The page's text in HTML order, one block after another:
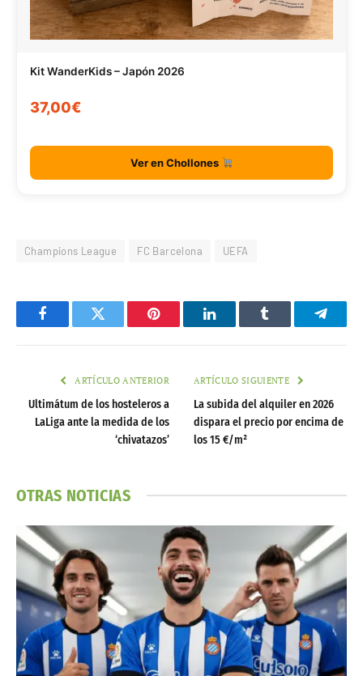
Kit WanderKids – Japón 2026
37,00€
Ver en Chollones
Champions League FC Barcelona UEFA
FacebookTwitter Pinterest LinkedInTumblr
ARTÍCULO ANTERIOR
Ultimátum de los hosteleros a
LaLiga ante la medida de los
‘chivatazos’
ARTÍCULO SIGUIENTE
La subida del alquiler en 2026
dispara el precio por encima de
los 15 €/m²
OTRAS NOTICIAS